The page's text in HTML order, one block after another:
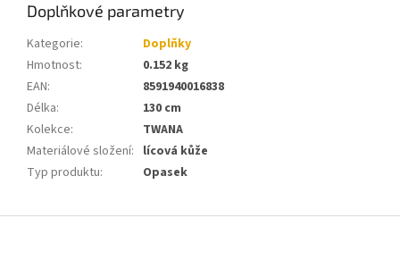
Doplňkové parametry
Kategorie:
Doplňky
Hmotnost:
0.152 kg
EAN:
8591940016838
Délka:
130 cm
Kolekce:
TWANA
Materiálové složení: lícová kůže
Typ produktu: Opasek